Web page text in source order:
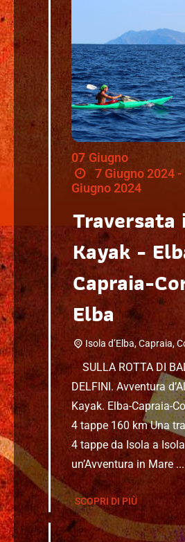
07 Giugno
7 Giugno 2024 -
Giugno 2024
Traversata
Kayak -
Capraia-
Elba
Isola d’Elba, Capraia,
SULLA ROTTA DI
DELFINI. Avventura
Kayak. Elba-Capraia-
4 tappe 160 km Una
4 tappe da Isola a
un’Avventura in Mare ...
SCOPRI DI PIÙ